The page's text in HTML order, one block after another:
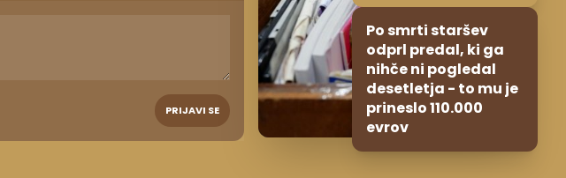
PRIJAVI SE
Po smrti staršev
odprl predal, ki ga
nihče ni pogledal
desetletja - to mu je
prineslo 110.000
evrov